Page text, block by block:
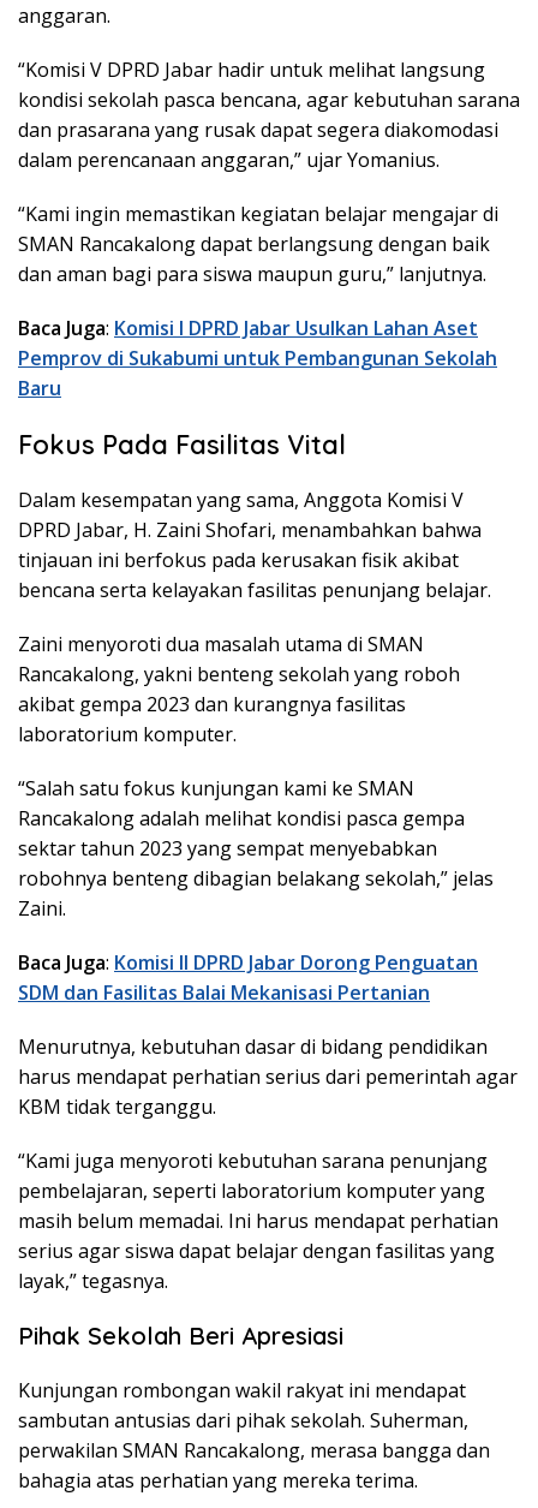
anggaran.
“Komisi V DPRD Jabar hadir untuk melihat langsung
kondisi sekolah pasca bencana, agar kebutuhan sarana
dan prasarana yang rusak dapat segera diakomodasi
dalam perencanaan anggaran,” ujar Yomanius.
“Kami ingin memastikan kegiatan belajar mengajar di
SMAN Rancakalong dapat berlangsung dengan baik
dan aman bagi para siswa maupun guru,” lanjutnya.
Baca Juga: Komisi I DPRD Jabar Usulkan Lahan Aset
Pemprov di Sukabumi untuk Pembangunan Sekolah
Baru
Fokus Pada Fasilitas Vital
Dalam kesempatan yang sama, Anggota Komisi V
DPRD Jabar, H. Zaini Shofari, menambahkan bahwa
tinjauan ini berfokus pada kerusakan fisik akibat
bencana serta kelayakan fasilitas penunjang belajar.
Zaini menyoroti dua masalah utama di SMAN
Rancakalong, yakni benteng sekolah yang roboh
akibat gempa 2023 dan kurangnya fasilitas
laboratorium komputer.
“Salah satu fokus kunjungan kami ke SMAN
Rancakalong adalah melihat kondisi pasca gempa
sektar tahun 2023 yang sempat menyebabkan
robohnya benteng dibagian belakang sekolah,” jelas
Zaini.
Baca Juga: Komisi II DPRD Jabar Dorong Penguatan
SDM dan Fasilitas Balai Mekanisasi Pertanian
Menurutnya, kebutuhan dasar di bidang pendidikan
harus mendapat perhatian serius dari pemerintah agar
KBM tidak terganggu.
“Kami juga menyoroti kebutuhan sarana penunjang
pembelajaran, seperti laboratorium komputer yang
masih belum memadai. Ini harus mendapat perhatian
serius agar siswa dapat belajar dengan fasilitas yang
layak,” tegasnya.
Pihak Sekolah Beri Apresiasi
Kunjungan rombongan wakil rakyat ini mendapat
sambutan antusias dari pihak sekolah. Suherman,
perwakilan SMAN Rancakalong, merasa bangga dan
bahagia atas perhatian yang mereka terima.